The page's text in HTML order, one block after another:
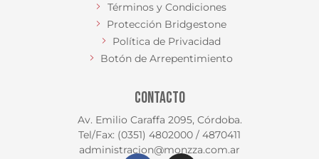
Términos y Condiciones
Protección Bridgestone
Política de Privacidad
Botón de Arrepentimiento
CONTACTO
Av. Emilio Caraffa 2095, Córdoba.
Tel/Fax: (0351) 4802000 / 4870411
administracion@monzza.com.ar